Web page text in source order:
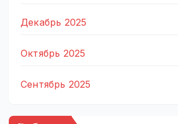
Декабрь 2025
Октябрь 2025
Сентябрь 2025